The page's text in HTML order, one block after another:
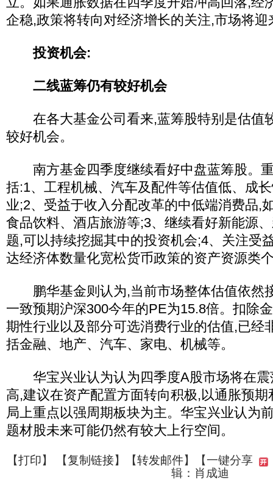
企稳,政策将转向对经济增长的关注,市场将
投资机会:
二线蓝筹仍有较好机会
在各大基金公司看来,蓝筹股特别是估值
较好机会。
南方基金四季度继续看好中盘蓝筹股。
括:1、工程机械、汽车及配件等估值低、成
业;2、受益于收入分配改革的中低端消费品,
食品饮料、酒店旅游等;3、继续看好新能源
题,可以持续挖掘其中的投资机会;4、关注受
达经济体数量化宽松货币政策的资产资源类
鹏华基金则认为,当前市场整体估值依然
一致预期沪深300今年的PE为15.8倍。扣除
期性行业以及部分可选消费行业的估值,已经
括金融、地产、汽车、家电、机械等。
华宝兴业认为认为四季度A股市场将在震
高,建议在资产配置方面转向积极,以通胀预
局上重点以强周期板块为主。华宝兴业认为
题材股未来可能仍然有较大上行空间。
【打印】 【复制链接】【转发邮件】
【一键分享
辑：肖成迪